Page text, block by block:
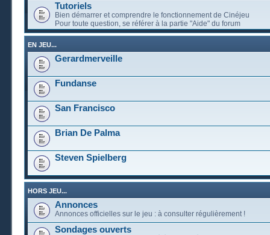
Tutoriels
Bien démarrer et comprendre le fonctionnement de Cinéjeu
Pour toute question, se référer à la partie "Aide" du forum
EN JEU...
Gerardmerveille
Fundanse
San Francisco
Brian De Palma
Steven Spielberg
HORS JEU...
Annonces
Annonces officielles sur le jeu : à consulter régulièrement !
Sondages ouverts